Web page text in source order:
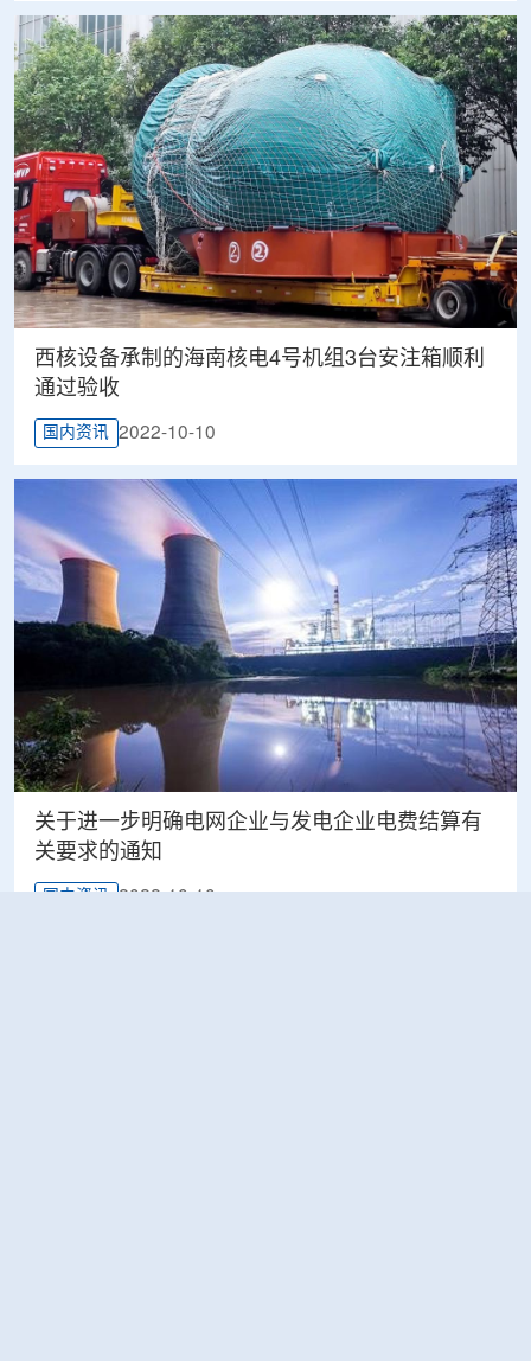
西核设备承制的海南核电4号机组3台安注箱顺利
通过验收
国内资讯 2022-10-10
关于进一步明确电网企业与发电企业电费结算有
关要求的通知
国内资讯 2022-10-10